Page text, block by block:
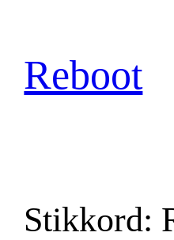
innhold
Reboot
Stikkord: